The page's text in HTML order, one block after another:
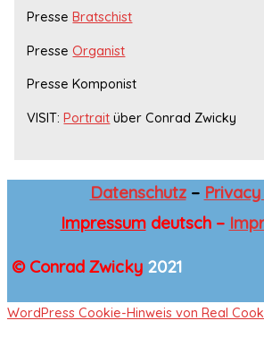
PresseBratschist
PresseOrganist
Presse Komponist
VISIT:Portrait über Conrad Zwicky
Datenschutz–
Impressumdeutsch –
© Conrad Zwicky 2021
WordPress Cookie-Hinweis von Real